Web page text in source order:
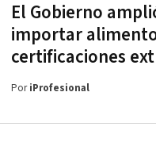
El Gobierno
importar
certificaciones
PoriProfesional